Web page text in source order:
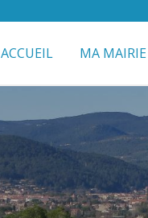
ACCUEIL MA MAIRIE